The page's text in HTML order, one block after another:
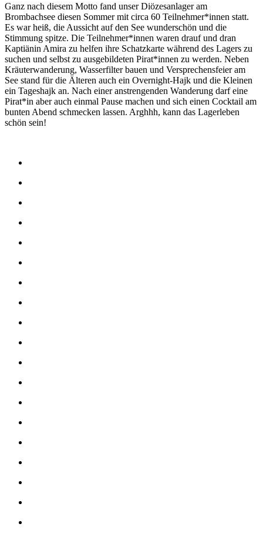
Ganz nach diesem Motto fand unser Diözesanlager am
Brombachsee diesen Sommer mit circa 60 Teilnehmer*innen statt.
Es war heiß, die Aussicht auf den See wunderschön und die
Stimmung spitze. Die Teilnehmer*innen waren drauf und dran
Kaptiänin Amira zu helfen ihre Schatzkarte während des Lagers zu
suchen und selbst zu ausgebildeten Pirat*innen zu werden. Neben
Kräuterwanderung, Wasserfilter bauen und Versprechensfeier am
See stand für die Älteren auch ein Overnight-Hajk und die Kleinen
ein Tageshajk an. Nach einer anstrengenden Wanderung darf eine
Pirat*in aber auch einmal Pause machen und sich einen Cocktail am
bunten Abend schmecken lassen. Arghhh, kann das Lagerleben
schön sein!